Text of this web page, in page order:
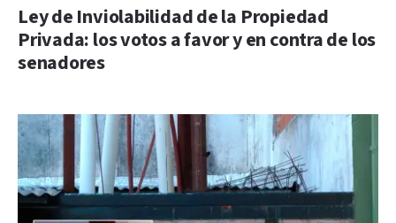
Ley de Inviolabilidad de la Propiedad
Privada: los votos a favor y en contra de los
senadores